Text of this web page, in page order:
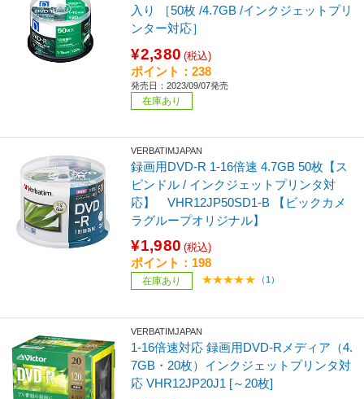
入り ［50枚 /4.7GB /インクジェットプリ
ンター対応］
¥2,380 (税込)
ポイント：238
発売日：2023/09/07発売
在庫あり
VERBATIMJAPAN
録画用DVD-R 1-16倍速 4.7GB 50枚【ス
ピンドル / インクジェットプリンタ対
応】 VHR12JP50SD1-B 【ビックカメ
ラグループオリジナル】
¥1,980 (税込)
ポイント：198
在庫あり （1）
VERBATIMJAPAN
1-16倍速対応 録画用DVD-Rメディア（4.
7GB・20枚）インクジェットプリンタ対
応 VHR12JP20J1 [～20枚]